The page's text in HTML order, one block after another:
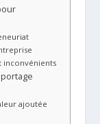
inconvénients
ajoutée